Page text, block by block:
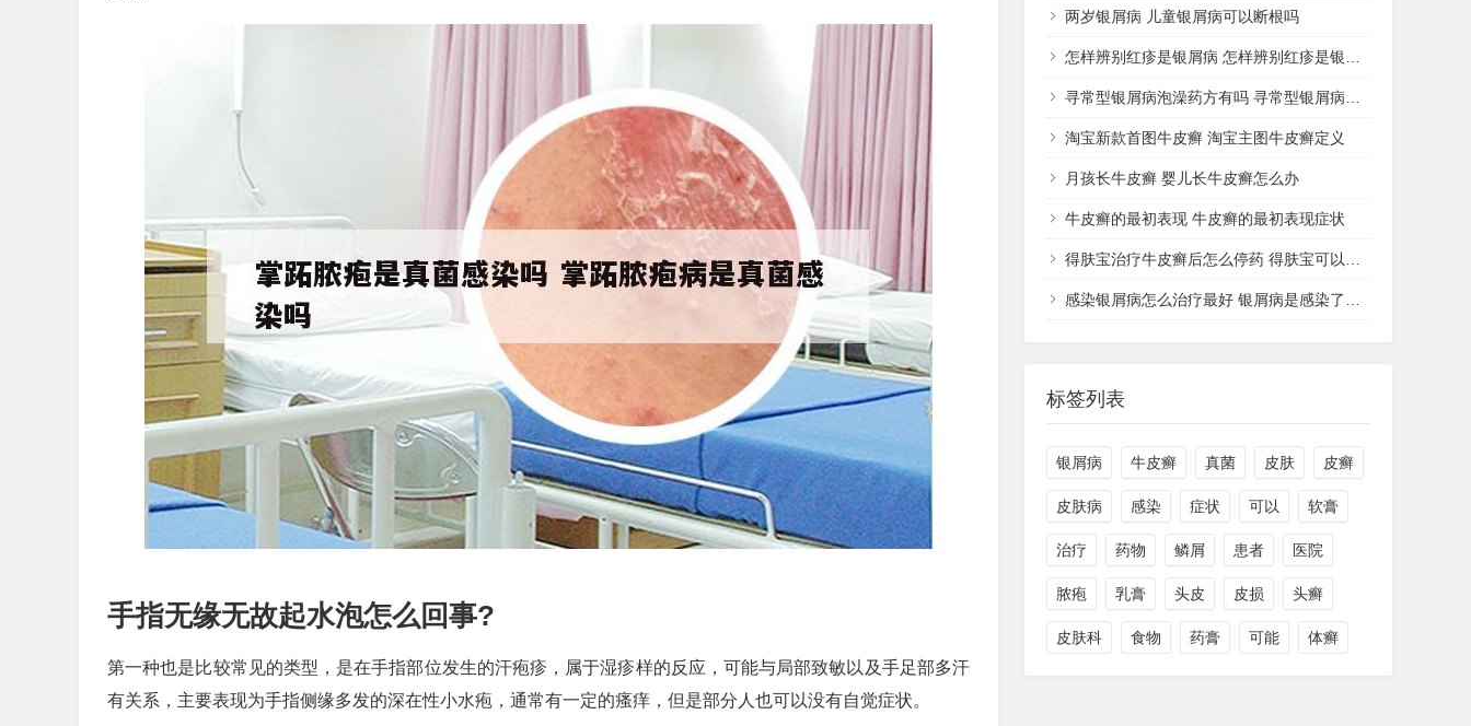
手指无缘无故起水泡怎么回事?
第一种也是比较常见的类型，是在手指部位发生的汗疱疹，属于湿疹样的反应，可能与局部致敏以及手足部多汗
有关系，主要表现为手指侧缘多发的深在性小水疱，通常有一定的瘙痒，但是部分人也可以没有自觉症状。
两岁银屑病 儿童银屑病可以断根吗
怎样辨别红疹是银屑病 怎样辨别红疹是银屑病还是湿疹
寻常型银屑病泡澡药方有吗 寻常型银屑病用什么药洗
淘宝新款首图牛皮癣 淘宝主图牛皮癣定义
月孩长牛皮癣 婴儿长牛皮癣怎么办
牛皮癣的最初表现 牛皮癣的最初表现症状
得肤宝治疗牛皮癣后怎么停药 得肤宝可以治疗湿疹吗
感染银屑病怎么治疗最好 银屑病是感染了什么病菌
标签列表
银屑病 牛皮癣 真菌 皮肤 皮癣
皮肤病 感染 症状 可以 软膏
治疗 药物 鳞屑 患者 医院
脓疱 乳膏 头皮 皮损 头癣
皮肤科 食物 药膏 可能 体癣